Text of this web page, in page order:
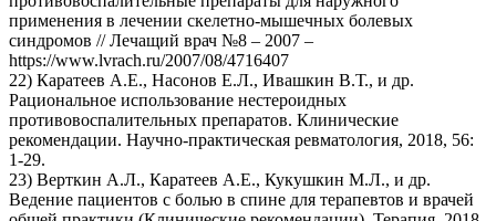
применения в лечении скелетно-мышечных болевых
синдромов // Лечащий врач №8 – 2007 –
https://www.lvrach.ru/2007/08/4716407
22) Каратеев А.Е., Насонов Е.Л., Ивашкин В.Т., и др.
Рациональное использование нестероидных
противовоспалительных препаратов. Клинические
рекомендации. Научно-практическая ревматология, 2018, 56:
1-29.
23) Верткин А.Л., Каратеев А.Е., Кукушкин М.Л., и др.
Ведение пациентов с болью в спине для терапевтов и врачей